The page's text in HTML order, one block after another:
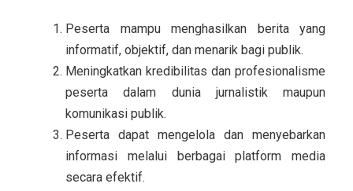
Peserta mampu menghasilkan berita yang
informatif, objektif, dan menarik bagi publik.
Meningkatkan kredibilitas dan profesionalisme
peserta dalam dunia jurnalistik maupun
komunikasi publik.
Peserta dapat mengelola dan menyebarkan
informasi melalui berbagai platform media
secara efektif.